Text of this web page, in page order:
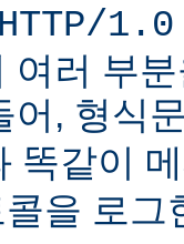
HTTP/1.0
여러 부
어, 형식
똑같이
을 로그